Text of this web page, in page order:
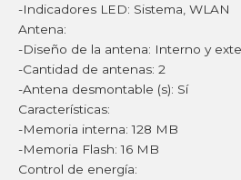
-Indicadores LED: Sistema, WLAN
Antena:
-Diseño de la antena: Interno y
-Cantidad de antenas: 2
-Antena desmontable (s): Sí
Características:
-Memoria interna: 128 MB
-Memoria Flash: 16 MB
Control de energía: